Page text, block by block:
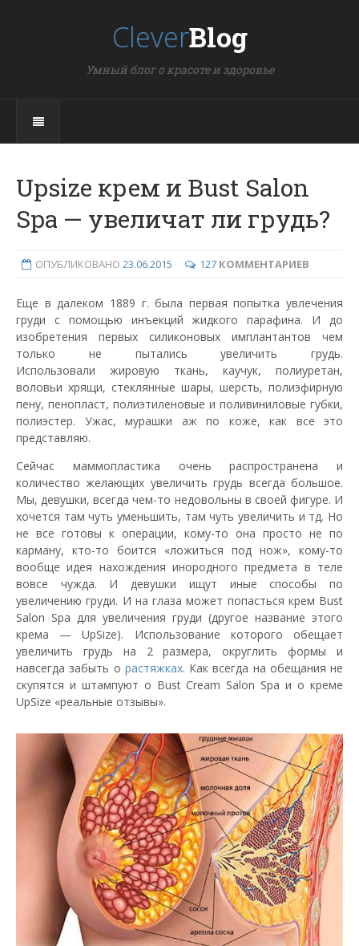
CleverBlog
Умный блог о красоте и здоровье
Upsize крем и Bust Salon
Spa — увеличат ли грудь?
ОПУБЛИКОВАНО 23.06.2015 127 КОММЕНТАРИЕВ
Еще в далеком 1889 г. была первая попытка увлечения
груди с помощью инъекций жидкого парафина. И до
изобретения первых силиконовых имплантантов чем
только не пытались увеличить грудь.
Использовали жировую ткань, каучук, полиуретан,
воловьи хрящи, стеклянные шары, шерсть, полиэфирную
пену, пенопласт, полиэтиленовые и поливиниловые губки,
полиэстер. Ужас, мурашки аж по коже, как все это
представляю.
Сейчас маммопластика очень распространена и
количество желающих увеличить грудь всегда большое.
Мы, девушки, всегда чем-то недовольны в своей фигуре. И
хочется там чуть уменьшить, там чуть увеличить и тд. Но
не все готовы к операции, кому-то она просто не по
карману, кто-то боится «ложиться под нож», кому-то
вообще идея нахождения инородного предмета в теле
вовсе чужда. И девушки ищут иные способы по
увеличению груди. И на глаза может попасться крем Bust
Salon Spa для увеличения груди (другое название этого
крема — UpSize). Использование которого обещает
увеличить грудь на 2 размера, округлить формы и
навсегда забыть о растяжках. Как всегда на обещания не
скупятся и штампуют о Bust Cream Salon Spa и о креме
UpSize «реальные отзывы».